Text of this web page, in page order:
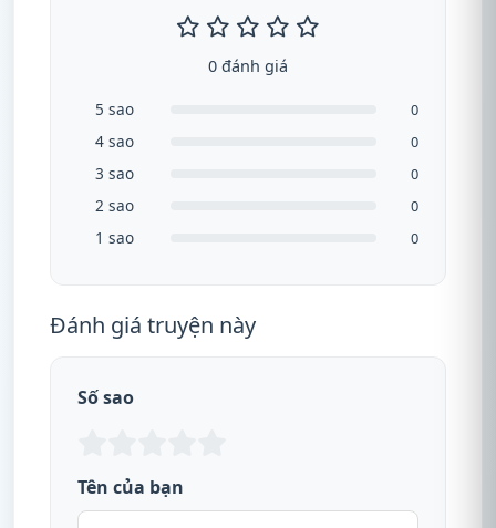
0 đánh giá
5 sao 0
4 sao 0
3 sao 0
2 sao 0
1 sao 0
Đánh giá truyện này
Số sao
Tên của bạn